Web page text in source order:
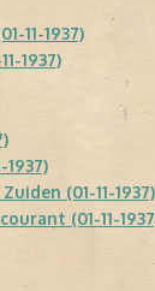
11-1937)
1937)
1937)
(01-11-1937)
(01-11-